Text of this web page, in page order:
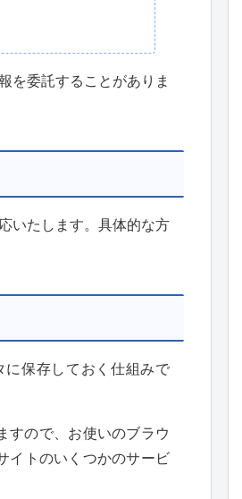
を委託することがありま
いたします。具体的な方
保存しておく仕組みで
すので、お使いのブラウ
イトのいくつかのサービ